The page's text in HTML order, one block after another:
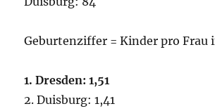
Geburtenziffer = Kinder pro Frau
1. Dresden: 1,51
2. Duisburg: 1,41